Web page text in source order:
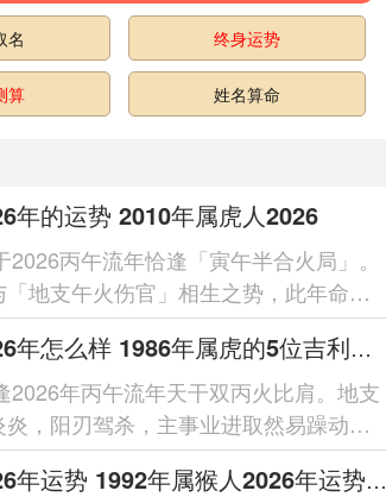
名 终身运势
算 姓名算命
年的运势 2010年属虎人2026
丙午流年恰逢「寅午半合火局」。
地支午火伤官」相生之势，此年命局
主聪慧...
1986年属虎的人2026年怎么样 1986年属虎的5位吉利数字
2026年丙午流年天干双丙火比肩。地支
，阳刃驾杀，主事业进取然易躁动；
康留意心火过...
1992年属猴的人2026年运势 1992年属猴人2026年运势及运程